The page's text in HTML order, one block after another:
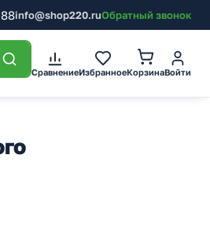
info@shop220.ruОбратный звонок
СравнениеИзбранноеКорзинаВойти